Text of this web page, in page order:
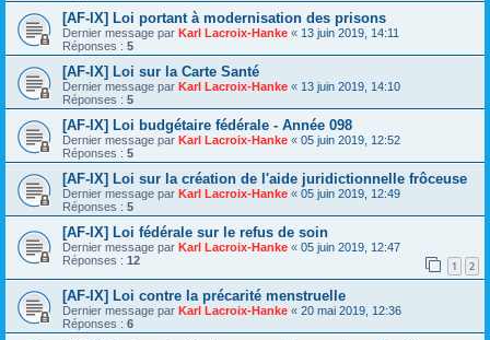
[AF-IX] Loi portant à modernisation des prisons
Dernier message par Karl Lacroix-Hanke « 13 juin 2019, 14:11
Réponses : 5
[AF-IX] Loi sur la Carte Santé
Dernier message par Karl Lacroix-Hanke « 13 juin 2019, 14:10
Réponses : 5
[AF-IX] Loi budgétaire fédérale - Année 098
Dernier message par Karl Lacroix-Hanke « 05 juin 2019, 12:52
Réponses : 5
[AF-IX] Loi sur la création de l'aide juridictionnelle frôceuse
Dernier message par Karl Lacroix-Hanke « 05 juin 2019, 12:49
Réponses : 5
[AF-IX] Loi fédérale sur le refus de soin
Dernier message par Karl Lacroix-Hanke « 05 juin 2019, 12:47
Réponses : 12 1 2
[AF-IX] Loi contre la précarité menstruelle
Dernier message par Karl Lacroix-Hanke « 20 mai 2019, 12:36
Réponses : 6